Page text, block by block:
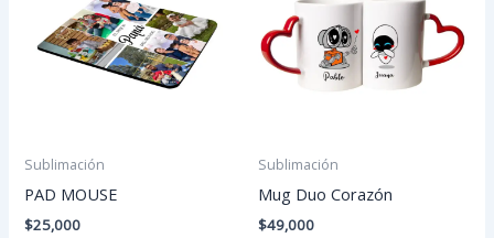
Sublimación
PAD MOUSE
$25,000
múltiples
variantes.
puedenSublimación
Mug Duo Corazón
$49,000